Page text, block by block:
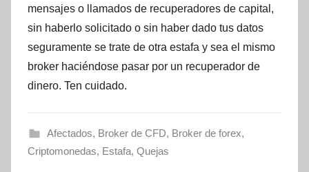
mensajes o llamados de recuperadores de capital,
sin haberlo solicitado o sin haber dado tus datos
seguramente se trate de otra estafa y sea el mismo
broker haciéndose pasar por un recuperador de
dinero. Ten cuidado.
Afectados, Broker de CFD, Broker de forex,
Criptomonedas, Estafa, Quejas